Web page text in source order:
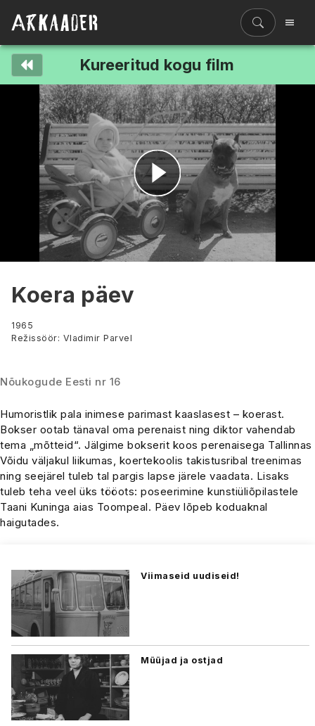
Kureeritud kogu film
Esita
video
Koera päev
1965
Režissöör: Vladimir Parvel
Nõukogude Eesti nr 16
Humoristlik pala inimese parimast kaaslasest – koerast.
Bokser ootab tänaval oma perenaist ning diktor vahendab
tema „mõtteid“. Jälgime bokserit koos perenaisega Tallinnas
Võidu väljakul liikumas, koertekoolis takistusribal treenimas
ning seejärel tuleb tal pargis lapse järele vaadata. Lisaks
tuleb teha veel üks tööots: poseerimine kunstiüliõpilastele
Taani Kuninga aias Toompeal. Päev lõpeb koduaknal
haigutades.
Viimaseid uudiseid!
Müüjad ja ostjad
Filmiriiul
Kureeritud kogud
Filmikaart
Ajajoon
Koolidele
Hinnad
ENG